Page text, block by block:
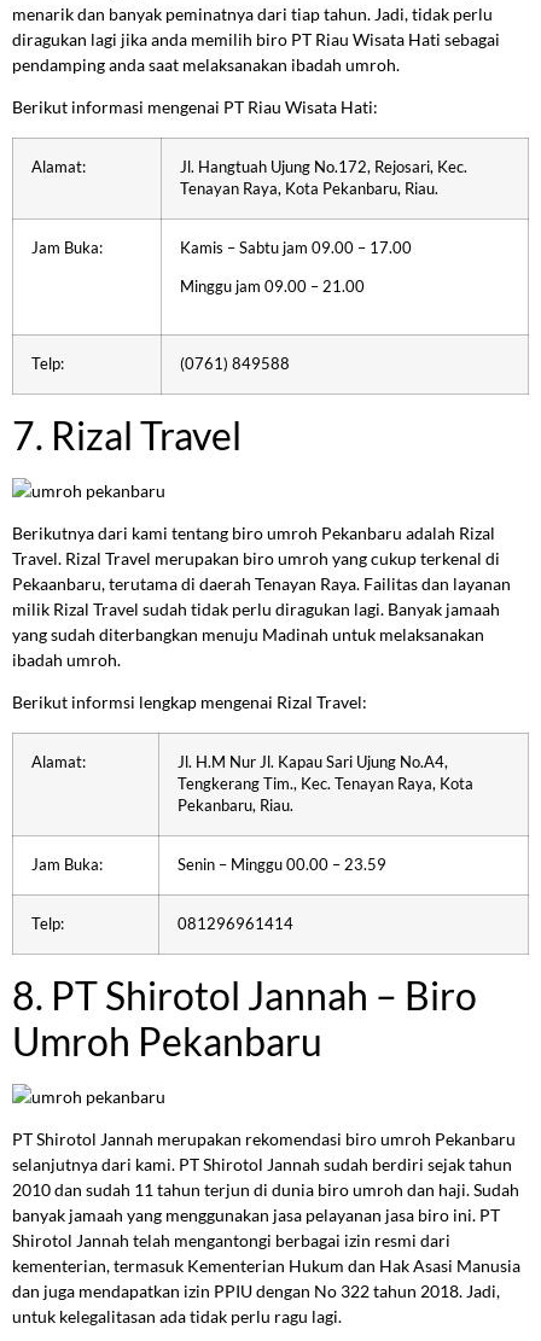
menarik dan banyak peminatnya dari tiap tahun. Jadi, tidak perlu
diragukan lagi jika anda memilih biro PT Riau Wisata Hati sebagai
pendamping anda saat melaksanakan ibadah umroh.
Berikut informasi mengenai PT Riau Wisata Hati:
Alamat:
Jl. Hangtuah Ujung No.172, Rejosari, Kec.
Tenayan Raya, Kota Pekanbaru, Riau.
Jam Buka: Kamis – Sabtu jam 09.00 – 17.00
Minggu jam 09.00 – 21.00
Telp: (0761) 849588
7. Rizal Travel
Berikutnya dari kami tentang biro umroh Pekanbaru adalah Rizal
Travel. Rizal Travel merupakan biro umroh yang cukup terkenal di
Pekaanbaru, terutama di daerah Tenayan Raya. Failitas dan layanan
milik Rizal Travel sudah tidak perlu diragukan lagi. Banyak jamaah
yang sudah diterbangkan menuju Madinah untuk melaksanakan
ibadah umroh.
Berikut informsi lengkap mengenai Rizal Travel:
Alamat:
Jl. H.M Nur Jl. Kapau Sari Ujung No.A4,
Tengkerang Tim., Kec. Tenayan Raya, Kota
Pekanbaru, Riau.
Jam Buka: Senin – Minggu 00.00 – 23.59
Telp: 081296961414
8. PT Shirotol Jannah – Biro
Umroh Pekanbaru
PT Shirotol Jannah merupakan rekomendasi biro umroh Pekanbaru
selanjutnya dari kami. PT Shirotol Jannah sudah berdiri sejak tahun
2010 dan sudah 11 tahun terjun di dunia biro umroh dan haji. Sudah
banyak jamaah yang menggunakan jasa pelayanan jasa biro ini. PT
Shirotol Jannah telah mengantongi berbagai izin resmi dari
kementerian, termasuk Kementerian Hukum dan Hak Asasi Manusia
dan juga mendapatkan izin PPIU dengan No 322 tahun 2018. Jadi,
untuk kelegalitasan ada tidak perlu ragu lagi.